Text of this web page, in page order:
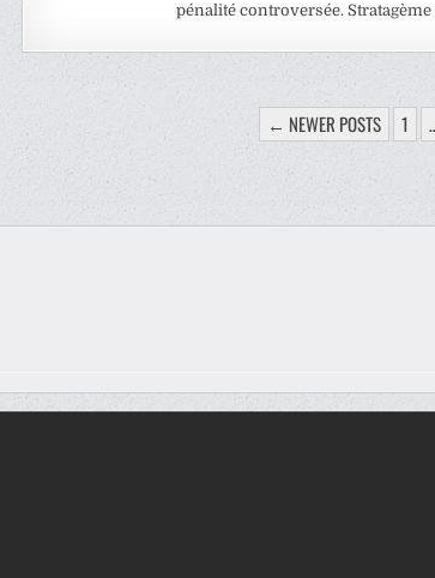
pénalité controversée.
← NEWER POSTS 1